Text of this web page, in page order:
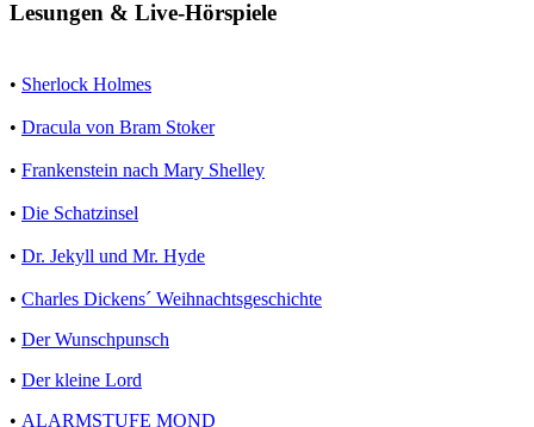
Lesungen & Live-Hörspiele
• Sherlock Holmes
• Dracula von Bram Stoker
• Frankenstein nach Mary Shelley
• Die Schatzinsel
• Dr. Jekyll und Mr. Hyde
• Charles Dickens´ Weihnachtsgeschichte
• Der Wunschpunsch
• Der kleine Lord
• ALARMSTUFE MOND